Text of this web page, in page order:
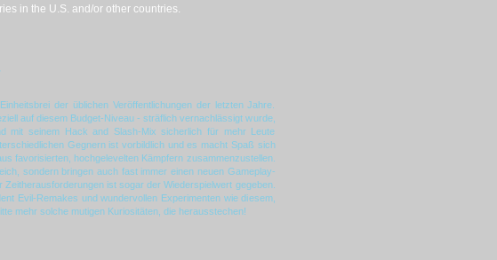
in the U.S. and/or other countries.
der üblichen Veröffentlichungen der letzten Jahre.
auf diesem Budget-Niveau - sträflich vernachlässigt wurde,
mit seinem Hack and Slash-Mix sicherlich für mehr Leute
Gegnern ist vorbildlich und es macht Spaß sich
favorisierten, hochgelevelten Kämpfern zusammenzustellen.
sondern bringen auch fast immer einen neuen Gameplay-
ist sogar der Wiederspielwert gegeben.
Evil-Remakes und wundervollen Experimenten wie diesem,
mehr solche mutigen Kuriositäten, die herausstechen!